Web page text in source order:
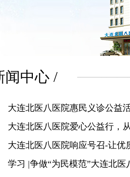
闻中心 /
大连北医八医院惠民义诊公益
大连北医八医院爱心公益行，
大连北医八医院响应号召-让优
学习 |争做“为民模范”大连北